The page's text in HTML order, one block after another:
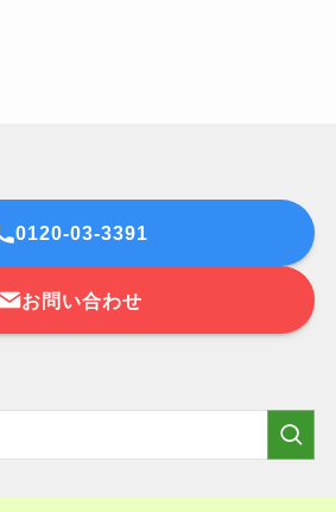
0120-03-3391
お問い合わせ